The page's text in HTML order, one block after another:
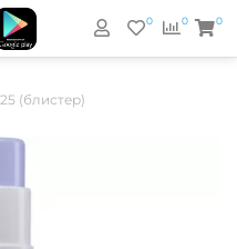
0
0 0
(блистер)